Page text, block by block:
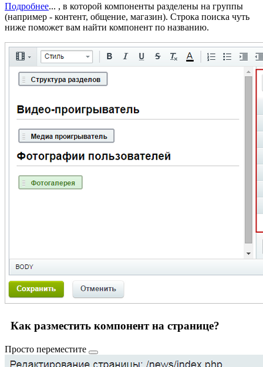
Подробнее... , в которой компоненты разделены на группы
(например - контент, общение, магазин). Строка поиска чуть
ниже поможет вам найти компонент по названию.
Как разместить компонент на странице?
Просто переместите